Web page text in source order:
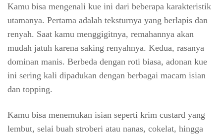
Kamu bisa mengenali kue ini dari beberapa karakteristik
utamanya. Pertama adalah teksturnya yang berlapis dan
renyah. Saat kamu menggigitnya, remahannya akan
mudah jatuh karena saking renyahnya. Kedua, rasanya
dominan manis. Berbeda dengan roti biasa, adonan kue
ini sering kali dipadukan dengan berbagai macam isian
dan topping.
Kamu bisa menemukan isian seperti krim custard yang
lembut, selai buah stroberi atau nanas, cokelat, hingga